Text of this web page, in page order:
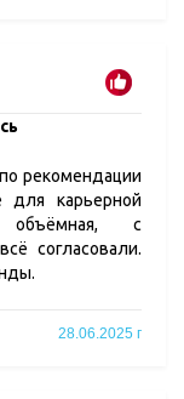
рекомендации
для карьерной
объёмная, с
согласовали.
28.06.2025 г